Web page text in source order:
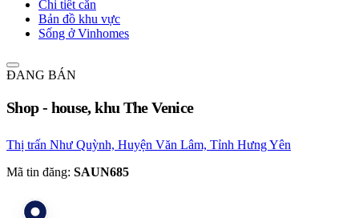
Chi tiết căn
Bản đồ khu vực
Sống ở Vinhomes
ĐANG BÁN
Shop - house, khu The Venice
Thị trấn Như Quỳnh, Huyện Văn Lâm, Tỉnh Hưng Yên
Mã tin đăng: SAUN685